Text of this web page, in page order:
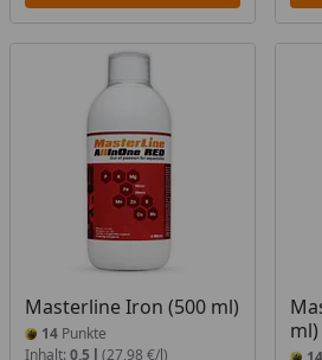
Masterline Iron (500 ml)
14 Punkte
Inhalt: 0,5 l (27,98 €/l)
ml)